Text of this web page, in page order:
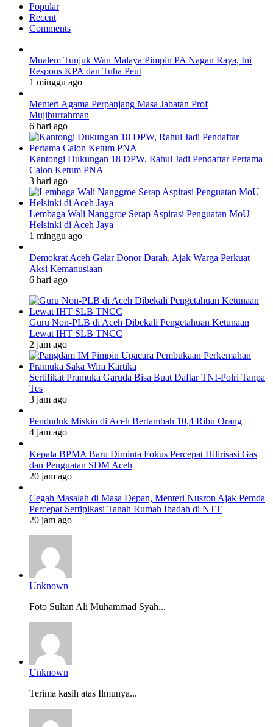
Popular
Recent
Comments
Mualem Tunjuk Wan Malaya Pimpin PA Nagan Raya, Ini
Respons KPA dan Tuha Peut
1 minggu ago
Menteri Agama Perpanjang Masa Jabatan Prof
Mujiburrahman
6 hari ago
Kantongi Dukungan 18 DPW, Rahul Jadi Pendaftar Pertama
Calon Ketum PNA
3 hari ago
Lembaga Wali Nanggroe Serap Aspirasi Penguatan MoU
Helsinki di Aceh Jaya
1 minggu ago
Demokrat Aceh Gelar Donor Darah, Ajak Warga Perkuat
Aksi Kemanusiaan
6 hari ago
Guru Non-PLB di Aceh Dibekali Pengetahuan Ketunaan
Lewat IHT SLB TNCC
2 jam ago
Sertifikat Pramuka Garuda Bisa Buat Daftar TNI-Polri Tanpa
Tes
3 jam ago
Penduduk Miskin di Aceh Bertambah 10,4 Ribu Orang
4 jam ago
Kepala BPMA Baru Diminta Fokus Percepat Hilirisasi Gas
dan Penguatan SDM Aceh
20 jam ago
Cegah Masalah di Masa Depan, Menteri Nusron Ajak Pemda
Percepat Sertipikasi Tanah Rumah Ibadah di NTT
20 jam ago
Unknown
Foto Sultan Ali Muhammad Syah...
Unknown
Terima kasih atas Ilmunya...